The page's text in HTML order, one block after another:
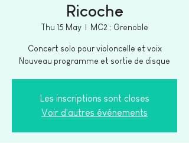
Ricoche
Thu 15 May
  |
MC2 : Grenoble
Concert solo pour violoncelle et voix
Nouveau programme et sortie de disque
Les inscriptions sont closes
Voir d'autres événements